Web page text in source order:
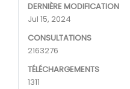
DERNIÈRE MODIFICATION
Jul 15, 2024
CONSULTATIONS
2163276
TÉLÉCHARGEMENTS
1311